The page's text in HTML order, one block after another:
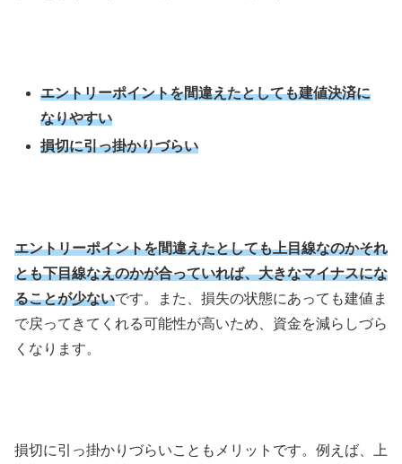
エントリーポイントを間違えたとしても建値決済に
なりやすい
損切に引っ掛かりづらい
エントリーポイントを間違えたとしても上目線なのかそれ
とも下目線なえのかが合っていれば、大きなマイナスにな
ることが少ないです。また、損失の状態にあっても建値ま
で戻ってきてくれる可能性が高いため、資金を減らしづら
くなります。
損切に引っ掛かりづらいこともメリットです。例えば、上